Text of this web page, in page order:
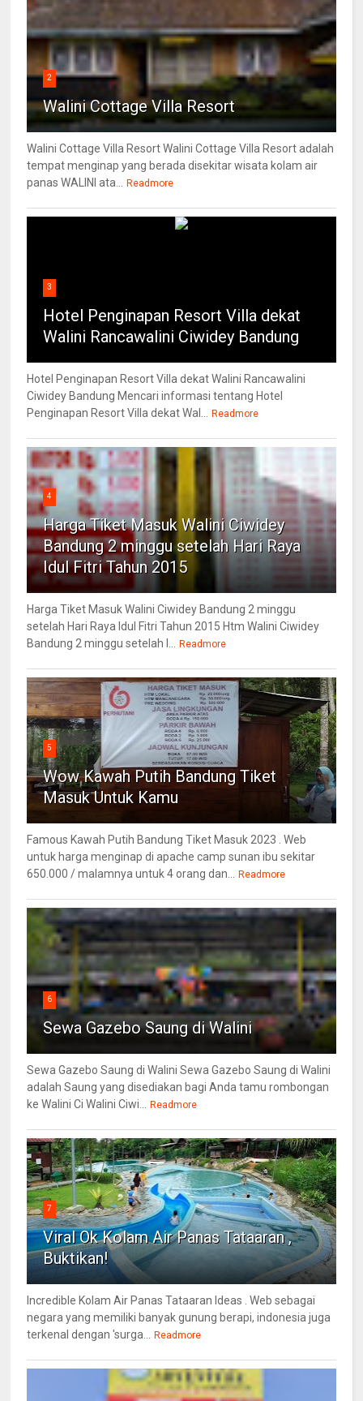
2
Walini Cottage Villa Resort
Walini Cottage Villa Resort Walini Cottage Villa Resort adalah
tempat menginap yang berada disekitar wisata kolam air
panas WALINI ata...
Readmore
3
Hotel Penginapan Resort Villa dekat
Walini Rancawalini Ciwidey Bandung
Hotel Penginapan Resort Villa dekat Walini Rancawalini
Ciwidey Bandung Mencari informasi tentang Hotel
Penginapan Resort Villa dekat Wal...
Readmore
4
Harga Tiket Masuk Walini Ciwidey
Bandung 2 minggu setelah Hari Raya
Idul Fitri Tahun 2015
Harga Tiket Masuk Walini Ciwidey Bandung 2 minggu
setelah Hari Raya Idul Fitri Tahun 2015 Htm Walini Ciwidey
Bandung 2 minggu setelah l...
Readmore
5
Wow Kawah Putih Bandung Tiket
Masuk Untuk Kamu
Famous Kawah Putih Bandung Tiket Masuk 2023 . Web
untuk harga menginap di apache camp sunan ibu sekitar
650.000 / malamnya untuk 4 orang dan...
Readmore
6
Sewa Gazebo Saung di Walini
Sewa Gazebo Saung di Walini Sewa Gazebo Saung di Walini
adalah Saung yang disediakan bagi Anda tamu rombongan
ke Walini Ci Walini Ciwi...
Readmore
7
Viral Ok Kolam Air Panas Tataaran ,
Buktikan!
Incredible Kolam Air Panas Tataaran Ideas . Web sebagai
negara yang memiliki banyak gunung berapi, indonesia juga
terkenal dengan 'surga...
Readmore